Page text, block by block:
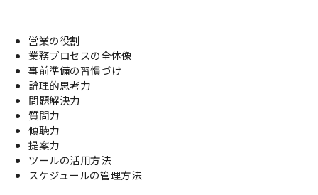
営業の役割
業務プロセスの全体像
事前準備の習慣づけ
論理的思考力
問題解決力
質問力
傾聴力
提案力
ツールの活用方法
スケジュールの管理方法